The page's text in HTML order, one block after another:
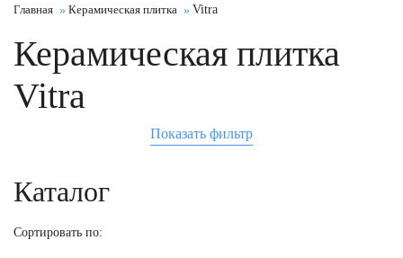
Главная Керамическая плитка Vitra
Керамическая плитка
Vitra
Показать фильтр
Каталог
Сортировать по: